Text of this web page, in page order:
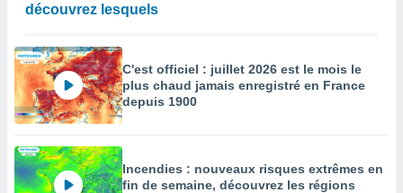
découvrez lesquels
C'est officiel : juillet 2026 est le mois le
plus chaud jamais enregistré en France
depuis 1900
Incendies : nouveaux risques extrêmes en
fin de semaine, découvrez les régions